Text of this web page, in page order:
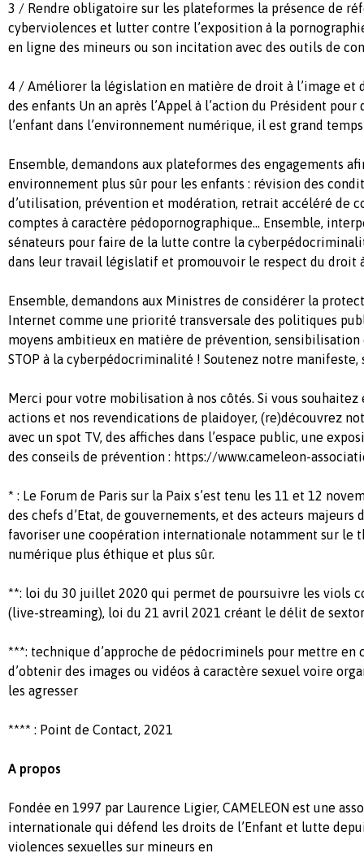
3 / Rendre obligatoire sur les plateformes la présence de
cyberviolences et lutter contre l’exposition à la
en ligne des mineurs ou son incitation avec des outils de
4 / Améliorer la législation en matière de droit à l’image et
des enfants Un an après l’Appel à l’action du Président
l’enfant dans l’environnement numérique, il est grand
Ensemble, demandons aux plateformes des engagements
environnement plus sûr pour les enfants : révision des
d’utilisation, prévention et modération, retrait accéléré de
comptes à caractère pédopornographique... Ensemble,
sénateurs pour faire de la lutte contre la
dans leur travail législatif et promouvoir le respect du droit
Ensemble, demandons aux Ministres de considérer la
Internet comme une priorité transversale des politiques
moyens ambitieux en matière de prévention, sensibilisation
STOP à la cyberpédocriminalité ! Soutenez notre manifeste,
Merci pour votre mobilisation à nos côtés. Si vous souhaitez
actions et nos revendications de plaidoyer, (re)découvrez
avec un spot TV, des affiches dans l’espace public, une
des conseils de prévention : https://www.cameleon-
* : Le Forum de Paris sur la Paix s’est tenu les 11 et 12
des chefs d’Etat, de gouvernements, et des acteurs
favoriser une coopération internationale notamment sur le
numérique plus éthique et plus sûr.
**: loi du 30 juillet 2020 qui permet de poursuivre les viols
(live-streaming), loi du 21 avril 2021 créant le délit de
***: technique d’approche de pédocriminels pour mettre en
d’obtenir des images ou vidéos à caractère sexuel voire
les agresser
**** : Point de Contact, 2021
A propos
Fondée en 1997 par Laurence Ligier, CAMELEON est une
internationale qui défend les droits de l’Enfant et lutte
violences sexuelles sur mineurs en